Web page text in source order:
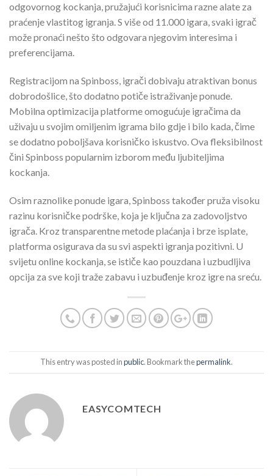
odgovornog kockanja, pružajući korisnicima razne alate za
praćenje vlastitog igranja. S više od 11.000 igara, svaki igrač
može pronaći nešto što odgovara njegovim interesima i
preferencijama.
Registracijom na Spinboss, igrači dobivaju atraktivan bonus
dobrodošlice, što dodatno potiče istraživanje ponude.
Mobilna optimizacija platforme omogućuje igračima da
uživaju u svojim omiljenim igrama bilo gdje i bilo kada, čime
se dodatno poboljšava korisničko iskustvo. Ova fleksibilnost
čini Spinboss popularnim izborom među ljubiteljima
kockanja.
Osim raznolike ponude igara, Spinboss također pruža visoku
razinu korisničke podrške, koja je ključna za zadovoljstvo
igrača. Kroz transparentne metode plaćanja i brze isplate,
platforma osigurava da su svi aspekti igranja pozitivni. U
svijetu online kockanja, se ističe kao pouzdana i uzbudljiva
opcija za sve koji traže zabavu i uzbuđenje kroz igre na sreću.
This entry was posted inpublic. Bookmark thepermalink.
EASYCOMTECH